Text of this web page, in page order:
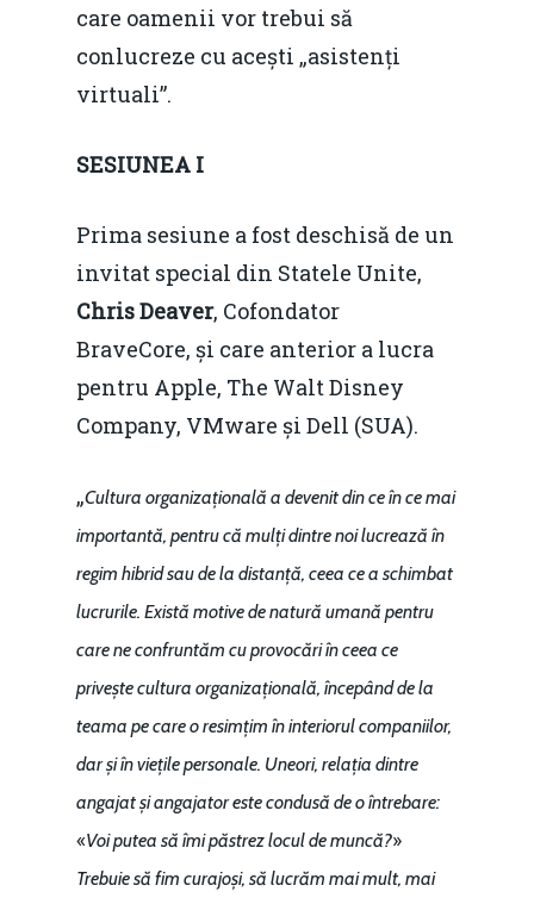
care oamenii vor trebui să
conlucreze cu acești „asistenți
virtuali”.
SESIUNEA I
Prima sesiune a fost deschisă de un
invitat special din Statele Unite,
Chris Deaver, Cofondator
BraveCore, și care anterior a lucra
pentru Apple, The Walt Disney
Company, VMware și Dell (SUA).
„Cultura organizațională a devenit din ce în ce mai
importantă, pentru că mulți dintre noi lucrează în
regim hibrid sau de la distanță, ceea ce a schimbat
lucrurile. Există motive de natură umană pentru
care ne confruntăm cu provocări în ceea ce
privește cultura organizațională, începând de la
teama pe care o resimțim în interiorul companiilor,
dar și în viețile personale. Uneori, relația dintre
angajat și angajator este condusă de o întrebare:
«Voi putea să îmi păstrez locul de muncă?»
Trebuie să fim curajoși, să lucrăm mai mult, mai